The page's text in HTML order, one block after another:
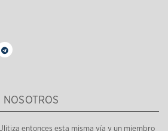
entonces esta misma vía y un miembro